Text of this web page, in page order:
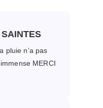
pluie n’a pas
MERCI